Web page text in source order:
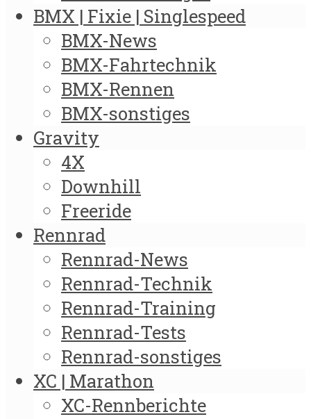
BMX | Fixie | Singlespeed
BMX-News
BMX-Fahrtechnik
BMX-Rennen
BMX-sonstiges
Gravity
4X
Downhill
Freeride
Rennrad
Rennrad-News
Rennrad-Technik
Rennrad-Training
Rennrad-Tests
Rennrad-sonstiges
XC | Marathon
XC-Rennberichte